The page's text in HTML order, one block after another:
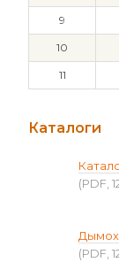
9
10
11
Каталоги
(PDF,
(PDF,